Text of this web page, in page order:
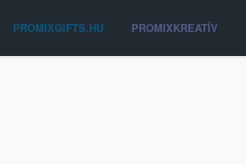
PROMIXGIFTS.HU PROMIXKREATÍV